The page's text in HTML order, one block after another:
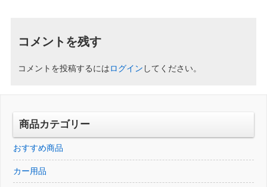
コメントを残す
コメントを投稿するには ログイン してください。
商品カテゴリー
おすすめ商品
カー用品